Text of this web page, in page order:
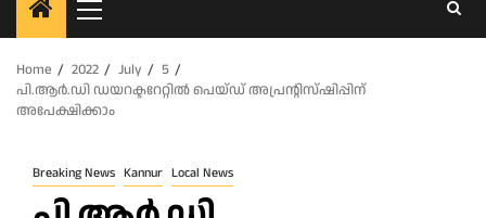
Primary
Menu
Home
2022 July
5
പി.ആർ.ഡി ഡയറക്ടറേറ്റിൽ പെയ്ഡ് അപ്രന്റിസ്ഷിപ്പിന്
അപേക്ഷിക്കാം
Breaking News Kannur Local News